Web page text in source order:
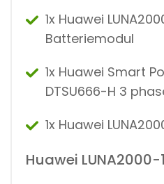
1x Huawei
Batteriemodul
1x Huawei Smart
DTSU666-H 3
1x Huawei
Huawei LUNA2000-